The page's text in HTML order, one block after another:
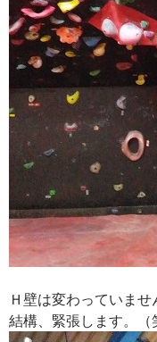
Ｈ壁は変わっていませ
結構、緊張します。（